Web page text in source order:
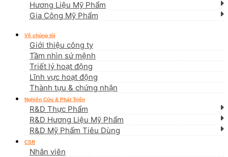
Hương Liệu Mỹ Phẩm
Gia Công Mỹ Phẩm
Về chúng tôi
Giới thiệu công ty
Tầm nhìn sứ mệnh
Triết lý hoạt động
Lĩnh vực hoạt động
Thành tựu & chứng nhận
Nghiên Cứu & Phát Triển
R&D Thực Phẩm
R&D Hương Liệu Mỹ Phẩm
R&D Mỹ Phẩm Tiêu Dùng
CSR
Nhân viên